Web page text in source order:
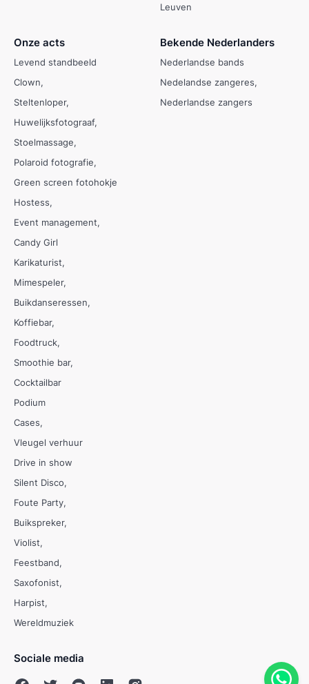
Leuven
Onze acts
Levend standbeeld
Clown
Steltenloper
Huwelijksfotograaf
Stoelmassage
Polaroid fotografie
Green screen fotohokje
Hostess
Event management
Candy Girl
Karikaturist
Mimespeler
Buikdanseressen
Koffiebar
Foodtruck
Smoothie bar
Cocktailbar
Podium
Cases
Vleugel verhuur
Drive in show
Silent Disco
Foute Party
Buikspreker
Violist
Feestband
Saxofonist
Harpist
Wereldmuziek
Bekende Nederlanders
Nederlandse bands
Nedelandse zangeres
Nederlandse zangers
Sociale media